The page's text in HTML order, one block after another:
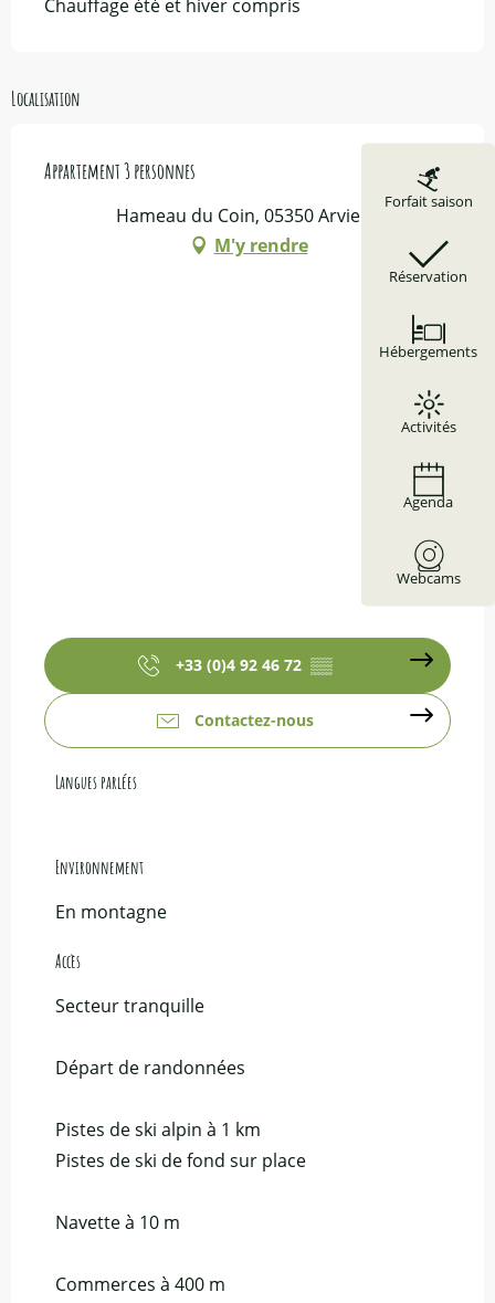
Forfait saison
Réservation
Hébergements
Activités
Agenda
Webcams
Chauffage été et hiver compris
Localisation
Appartement 3 personnes
Hameau du Coin, 05350 Arvieux
M'y rendre
+33 (0)4 92 46 72 ▒▒
Contactez-nous
Langues parlées
Langues parlées
Environnement
Environnement
En montagne
Accès
Accès
Secteur tranquille
Départ de randonnées
Pistes de ski alpin à 1 km
Pistes de ski de fond sur place
Navette à 10 m
Commerces à 400 m